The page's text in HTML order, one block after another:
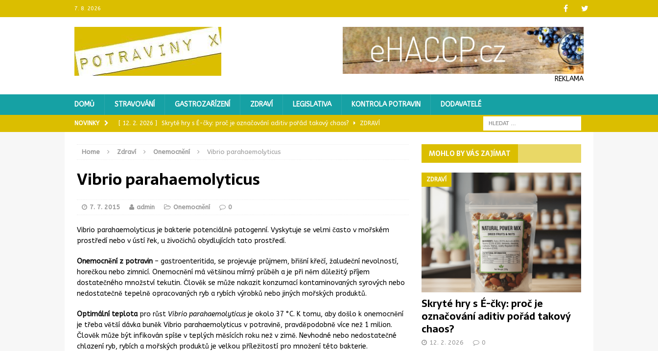
7. 8. 2026
REKLAMA
DOMŮ STRAVOVÁNÍ GASTROZAŘÍZENÍ ZDRAVÍ LEGISLATIVA KONTROLA POTRAVIN DODAVATELÉ
NOVINKY [ 12. 2. 2026 ] Skryté hry s É-čky: proč je označování aditiv pořád takový chaos? ZDRAVÍ
Nestlé stahuje dětská mléka kvůli toxinu
[ 22. 12. 2025 ] Mikrobiologie masa: Proč je důležitá a co o ní vědět
[ 4. 9. 2025 ] 46 % zmrzlin a 57 % ledů do nápojů nevyhovělo – kontrola Potravinářské inspekce
KONTROLA POTRAVIN
která se dotkla i včelích produktů ČESKÁ REPUBLIKA
[ 28. 8. 2025 ] Nová pravidla pro školní jídelny: větší důraz na pestrost jídelníčku a kvalitu surovin,
méně cukru a soli STRAVOVÁNÍ
[ 19. 8. 2025 ] Téměř 200 kg problematického masa a vnitřností v halal prodejně v Brně
[ 18. 8. 2025 ] Francií otřásá epidemie listeriózy spojená se sýry, dva lidé zemřeli ONEMOCNĚNÍ
[ 29. 7. 2025 ] Melouny a bezpečnost v letních měsících: Co byste měli vědět ONEMOCNĚNÍ
Home Zdraví Onemocnění Vibrio parahaemolyticus
Vibrio parahaemolyticus
7. 7. 2015 admin Onemocnění 0
Vibrio parahaemolyticus je bakterie potenciálně patogenní. Vyskytuje se velmi často v mořském
prostředí nebo v ústí řek, u živočichů obydlujících tato prostředí.
Onemocnění z potravin – gastroenteritida, se projevuje průjmem, břišní křečí, žaludeční nevolností,
horečkou nebo zimnicí. Onemocnění má většinou mírný průběh a je při něm důležitý příjem
dostatečného množství tekutin. Člověk se může nakazit konzumací kontaminovaných syrových nebo
nedostatečně tepelně opracovaných ryb a rybích výrobků nebo jiných mořských produktů.
Optimální teplotapro růst Vibrio parahaemolyticus je okolo 37 °C. K tomu, aby došlo k onemocnění
je třeba větší dávka buněk Vibrio parahaemolyticus v potravině, pravděpodobně více než 1 milion.
Člověk může být infikován spíše v teplých měsících roku než v zimě. Nevhodné nebo nedostatečné
chlazení ryb, rybích a mořských produktů je velkou příležitostí pro množení této bakterie.
MOHLO BY VÁS ZAJÍMAT
Skryté hry s É-čky: proč je
označování aditiv pořád takový
chaos?
ZDRAVÍ
12. 2. 2026 0